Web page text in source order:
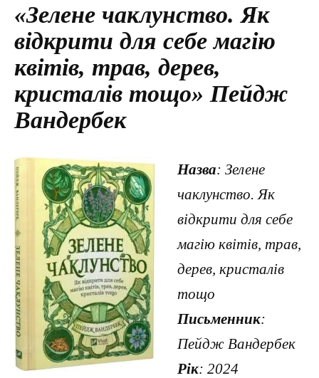
«Зелене чаклунство. Як
відкрити для себе магію
квітів, трав, дерев,
кристалів тощо» Пейдж
Вандербек
Назва: Зелене
чаклунство. Як
відкрити для себе
магію квітів, трав,
дерев, кристалів
тощо
Письменник:
Пейдж Вандербек
Рік: 2024